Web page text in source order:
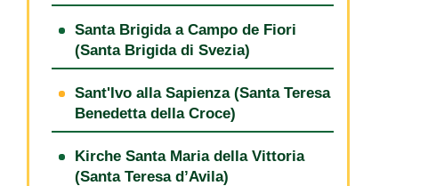
Santa Brigida a Campo de Fiori
(Santa Brigida di Svezia)
Sant'Ivo alla Sapienza (Santa Teresa
Benedetta della Croce)
Kirche Santa Maria della Vittoria
(Santa Teresa d’Avila)